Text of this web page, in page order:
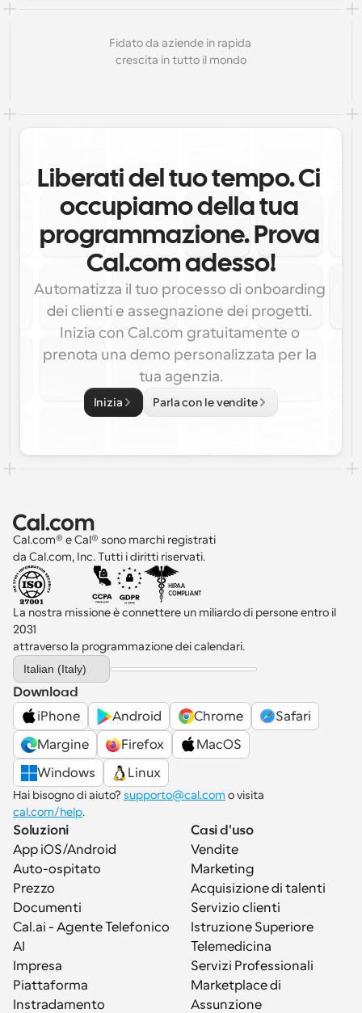
Fidato da aziende in rapida
crescita in tutto il mondo
Liberati del tuo tempo. Ci
occupiamo della tua
programmazione. Prova
Cal.com adesso!
Automatizza il tuo processo di onboarding
dei clienti e assegnazione dei progetti.
Inizia con Cal.com gratuitamente o
prenota una demo personalizzata per la
tua agenzia.
Inizia Parla con le vendite
Cal.com® e Cal® sono marchi registrati
da Cal.com, Inc. Tutti i diritti riservati.
La nostra missione è connettere un miliardo di persone entro il
2031
attraverso la programmazione dei calendari.
Select Language
Italian (Italy)
Download
iPhone
Android Chrome
Safari
Margine
Firefox
MacOS
Windows
Linux
Hai bisogno di aiuto? supporto@cal.com
cal.com/help.
Soluzioni
App iOS/Android
Auto-ospitato
Prezzo
Documenti
Cal.ai - Agente Telefonico
AI
Impresa
Piattaforma
Instradamento
Casi d'uso
Vendite
Marketing
Acquisizione di talenti
Servizio clienti
Istruzione Superiore
Telemedicina
Servizi Professionali
Marketplace di
Assunzione